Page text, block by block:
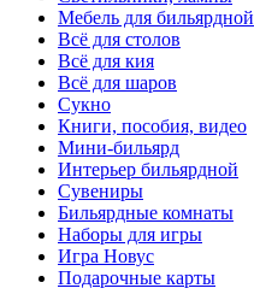
Мебель для бильярдной
Всё для столов
Всё для кия
Всё для шаров
Сукно
Книги, пособия, видео
Мини-бильярд
Интерьер бильярдной
Сувениры
Бильярдные комнаты
Наборы для игры
Игра Новус
Подарочные карты